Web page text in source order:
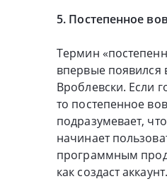
5. Постепенное
Термин
впервые появился
Вроблевски. Если
то постепенное
подразумевает,
начинает
программным
как создаст аккаунт.